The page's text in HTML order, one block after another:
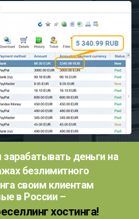
зарабатывать деньги на
безлимитного
своим клиентам
в России –
хостинга!